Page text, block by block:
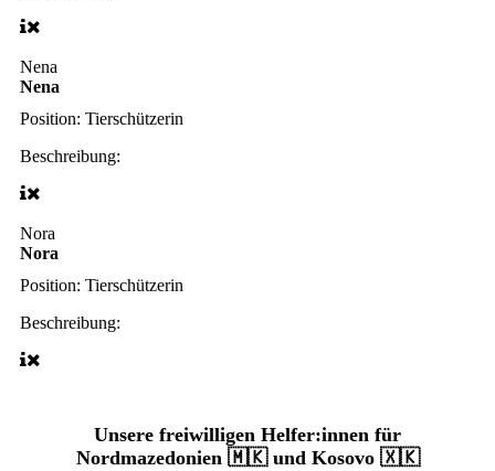
Nena
Nena
Position: Tierschützerin
Beschreibung:
Nora
Nora
Position: Tierschützerin
Beschreibung:
Unsere freiwilligen Helfer:innen für
Nordmazedonien 🇲🇰 und Kosovo 🇽🇰